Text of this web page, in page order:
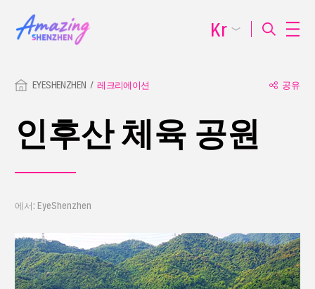
EYESHENZHEN 레크리에이션 공유
인후산 체육 공원
에서: EyeShenzhen
Kr